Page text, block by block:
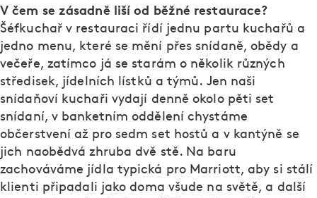
V čem se zásadně liší od běžné restaurace?
Šéfkuchař v restauraci řídí jednu partu kuchařů a
jedno menu, které se mění přes snídaně, obědy a
večeře, zatímco já se starám o několik různých
středisek, jídelních lístků a týmů. Jen naši
snídaňoví kuchaři vydají denně okolo pěti set
snídaní, v banketním oddělení chystáme
občerstvení až pro sedm set hostů a v kantýně se
jich naobědvá zhruba dvě stě. Na baru
zachováváme jídla typická pro Marriott, aby si stálí
klienti připadali jako doma všude na světě, a další